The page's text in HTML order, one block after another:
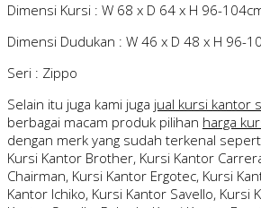
Dimensi Kursi : W 68 x D 64 x H 96-
Dimensi Dudukan : W 46 x D 48 x H 96-
Seri : Zippo
Selain itu juga kami juga jual kursi kantor
berbagai macam produk pilihan harga
dengan merk yang sudah terkenal
Kursi Kantor Brother, Kursi Kantor
Chairman, Kursi Kantor Ergotec, Kursi
Kantor Ichiko, Kursi Kantor Savello, Kursi